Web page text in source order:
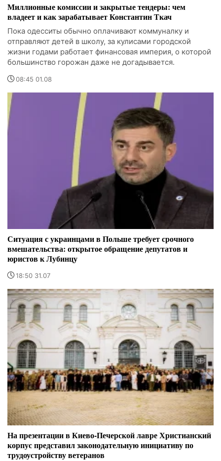
Миллионные комиссии и закрытые тендеры: чем
владеет и как зарабатывает Константин Ткач
Пока одесситы обычно оплачивают коммуналку и
отправляют детей в школу, за кулисами городской
жизни годами работает финансовая империя, о которой
большинство горожан даже не догадывается.
08:45 01.08
Ситуация с украинцами в Польше требует срочного
вмешательства: открытое обращение депутатов и
юристов к Лубинцу
18:50 31.07
На презентации в Киево-Печерской лавре Христианский
корпус представил законодательную инициативу по
трудоустройству ветеранов